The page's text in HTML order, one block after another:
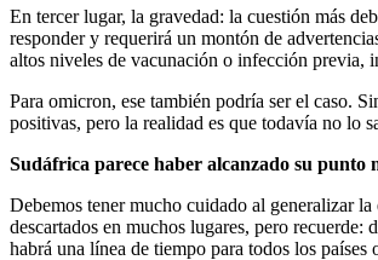
En tercer lugar, la gravedad: la cuestión más
responder y requerirá un montón de
altos niveles de vacunación o infección previa,
Para omicron, ese también podría ser el caso.
positivas, pero la realidad es que todavía no lo
Sudáfrica parece haber alcanzado su punto
Debemos tener mucho cuidado al generalizar
descartados en muchos lugares, pero
habrá una línea de tiempo para todos los países